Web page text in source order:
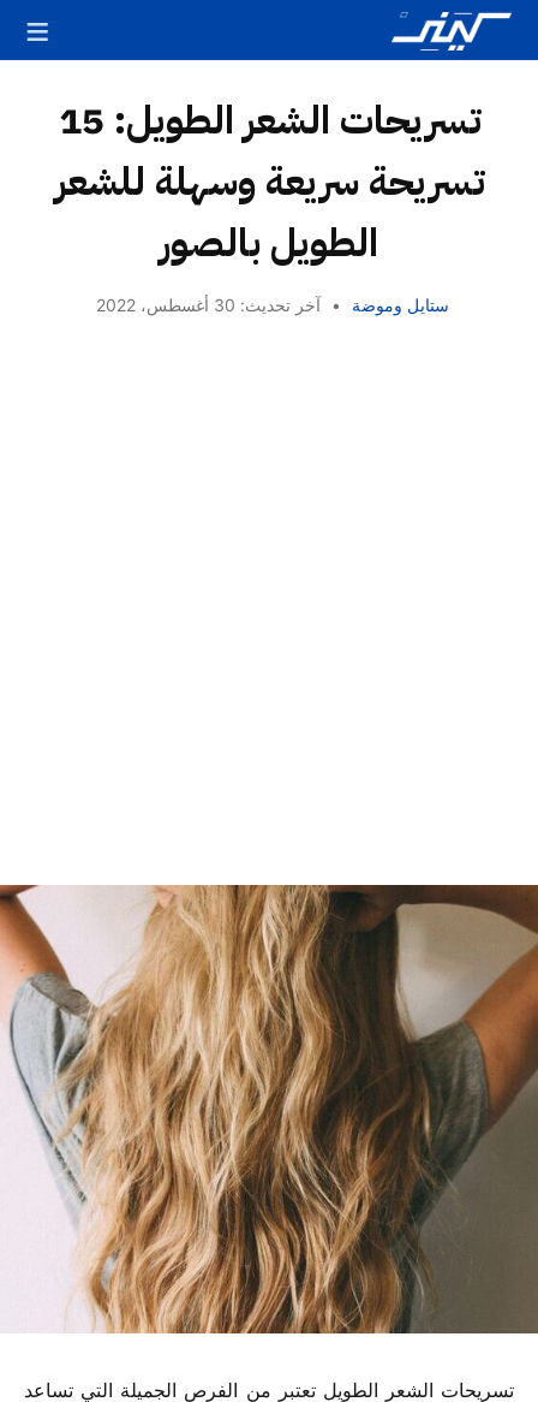
تسريحات الشعر الطويل: 15
تسريحة سريعة وسهلة للشعر
الطويل بالصور
ستايل وموضة • آخر تحديث: 30 أغسطس، 2022
تسريحات الشعر الطويل تعتبر من الفرص الجميلة التي تساعد